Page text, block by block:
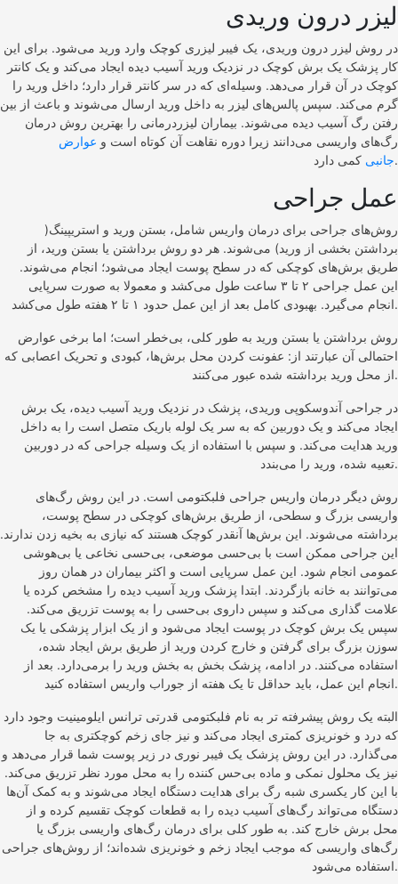
لیزر درون وریدی
در روش لیزر درون وریدی، یک فیبر لیزری کوچک وارد ورید می‌شود. برای این
کار پزشک یک برش کوچک در نزدیک ورید آسیب دیده ایجاد می‌کند و یک کانتر
کوچک در آن قرار می‌دهد. وسیله‌ای که در سر کانتر قرار دارد؛ داخل ورید را
گرم می‌کند. سپس پالس‌های لیزر به داخل ورید ارسال می‌شوند و باعث از بین
رفتن رگ آسیب دیده می‌شوند. بیماران لیزردرمانی را بهترین روش درمان
رگ‌های واریسی می‌دانند زیرا دوره نقاهت آن کوتاه است و عوارض
جانبیکمی دارد.
عمل جراحی
روش‌های جراحی برای درمان واریس شامل، بستن ورید و استریپینگ(
برداشتن بخشی از ورید) می‌شوند. هر دو روش برداشتن یا بستن ورید، از
طریق برش‌های کوچکی که در سطح پوست ایجاد می‌شود؛ انجام می‌شوند.
این عمل جراحی ۲ تا ۳ ساعت طول می‌کشد و معمولا به صورت سرپایی
انجام می‌گیرد. بهبودی کامل بعد از این عمل حدود ۱ تا ۲ هفته طول می‌کشد.
روش برداشتن یا بستن ورید به طور کلی، بی‌خطر است؛ اما برخی عوارض
احتمالی آن عبارتند از: عفونت کردن محل برش‌ها، کبودی و تحریک اعصابی که
از محل ورید برداشته شده عبور می‌کنند.
در جراحی آندوسکوپی وریدی، پزشک در نزدیک ورید آسیب دیده، یک برش
ایجاد می‌کند و یک دوربین که به سر یک لوله باریک متصل است را به داخل
ورید هدایت می‌کند. و سپس با استفاده از یک وسیله جراحی که در دوربین
تعبیه شده، ورید را می‌بندد.
روش دیگر درمان واریس جراحی فلبکتومی است. در این روش رگ‌های
واریسی بزرگ و سطحی، از طریق برش‌های کوچکی در سطح پوست،
برداشته می‌شوند. این برش‌ها آنقدر کوچک هستند که نیازی به بخیه زدن ندارند.
این جراحی ممکن است با بی‌حسی موضعی، بی‌حسی نخاعی یا بی‌هوشی
عمومی انجام شود. این عمل سرپایی است و اکثر بیماران در همان روز
می‌توانند به خانه بازگردند. ابتدا پزشک ورید آسیب دیده را مشخص کرده یا
علامت گذاری می‌کند و سپس داروی بی‌حسی را به پوست تزریق می‌کند.
سپس یک برش کوچک در پوست ایجاد می‌شود و از یک ابزار پزشکی یا یک
سوزن بزرگ برای گرفتن و خارج کردن ورید از طریق برش ایجاد شده،
استفاده می‌کنند. در ادامه، پزشک بخش به بخش ورید را برمی‌دارد. بعد از
انجام این عمل، باید حداقل تا یک هفته از جوراب واریس استفاده کنید.
البته یک روش پیشرفته تر به نام فلبکتومی قدرتی ترانس ایلومینیت وجود دارد
که درد و خونریزی کمتری ایجاد می‌کند و نیز جای زخم کوچکتری به جا
می‌گذارد. در این روش پزشک یک فیبر نوری در زیر پوست شما قرار می‌دهد و
نیز یک محلول نمکی و ماده بی‌حس کننده را به محل مورد نظر تزریق می‌کند.
با این کار یکسری شبه رگ برای هدایت دستگاه ایجاد می‌شوند و به کمک آن‌ها
دستگاه می‌تواند رگ‌های آسیب دیده را به قطعات کوچک تقسیم کرده و از
محل برش خارج کند. به طور کلی برای درمان رگ‌های واریسی بزرگ یا
رگ‌های واریسی که موجب ایجاد زخم و خونریزی شده‌اند؛ از روش‌های جراحی
استفاده می‌شود.